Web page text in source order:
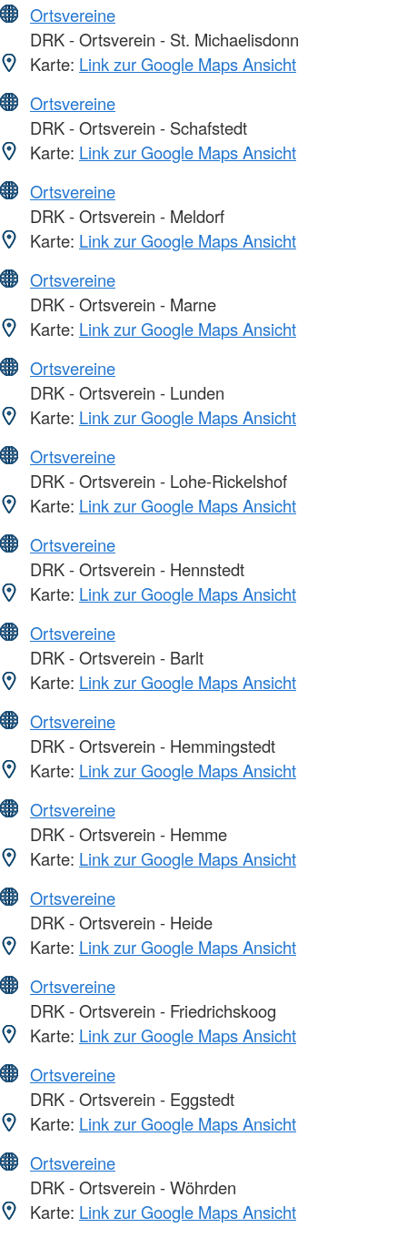
Ortsvereine
DRK - Ortsverein - St. Michaelisdonn
Karte: Link zur Google Maps Ansicht
Ortsvereine
DRK - Ortsverein - Schafstedt
Karte: Link zur Google Maps Ansicht
Ortsvereine
DRK - Ortsverein - Meldorf
Karte: Link zur Google Maps Ansicht
Ortsvereine
DRK - Ortsverein - Marne
Karte: Link zur Google Maps Ansicht
Ortsvereine
DRK - Ortsverein - Lunden
Karte: Link zur Google Maps Ansicht
Ortsvereine
DRK - Ortsverein - Lohe-Rickelshof
Karte: Link zur Google Maps Ansicht
Ortsvereine
DRK - Ortsverein - Hennstedt
Karte: Link zur Google Maps Ansicht
Ortsvereine
DRK - Ortsverein - Barlt
Karte: Link zur Google Maps Ansicht
Ortsvereine
DRK - Ortsverein - Hemmingstedt
Karte: Link zur Google Maps Ansicht
Ortsvereine
DRK - Ortsverein - Hemme
Karte: Link zur Google Maps Ansicht
Ortsvereine
DRK - Ortsverein - Heide
Karte: Link zur Google Maps Ansicht
Ortsvereine
DRK - Ortsverein - Friedrichskoog
Karte: Link zur Google Maps Ansicht
Ortsvereine
DRK - Ortsverein - Eggstedt
Karte: Link zur Google Maps Ansicht
Ortsvereine
DRK - Ortsverein - Wöhrden
Karte: Link zur Google Maps Ansicht